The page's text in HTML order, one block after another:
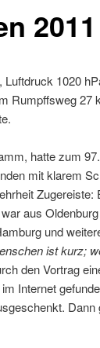
2011
1020
Rumpffsweg 27
hatte zum
mit klarem
Zugereiste:
aus
und
ist kurz;
den Vortrag
Internet
Dann